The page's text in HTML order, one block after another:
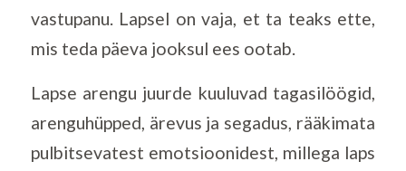
vastupanu. Lapsel on vaja, et ta teaks ette,
mis teda päeva jooksul ees ootab.
Lapse arengu juurde kuuluvad tagasilöögid,
arenguhüpped, ärevus ja segadus, rääkimata
pulbitsevatest emotsioonidest, millega laps